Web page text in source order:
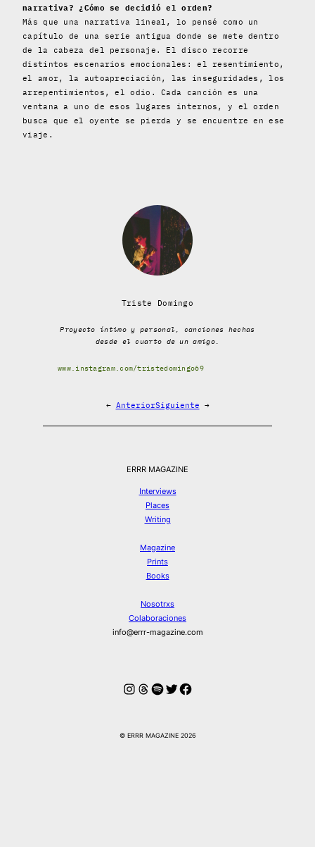
narrativa? ¿Cómo se decidió el orden?
Más que una narrativa lineal, lo pensé como un
capítulo de una serie antigua donde se mete dentro
de la cabeza del personaje. El disco recorre
distintos escenarios emocionales: el resentimiento,
el amor, la autoapreciación, las inseguridades, los
arrepentimientos, el odio. Cada canción es una
ventana a uno de esos lugares internos, y el orden
busca que el oyente se pierda y se encuentre en ese
viaje.
Triste Domingo
Proyecto íntimo y personal, canciones hechas
desde el cuarto de un amigo.
www.instagram.com/tristedomingo69
← AnteriorSiguiente →
ERRR MAGAZINE
Interviews
Places
Writing
Magazine
Prints
Books
Nosotrxs
Colaboraciones
info@errr-magazine.com
Instagram
Hilos
Spotify
Twitter
Facebook
© ERRR MAGAZINE 2026